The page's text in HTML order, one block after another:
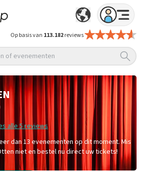
Op basis van 113.182reviews
of evenementen
alle 5 reviews
dan 13 evenementen op dit moment. Mis
niet en bestel nu direct uw tickets!